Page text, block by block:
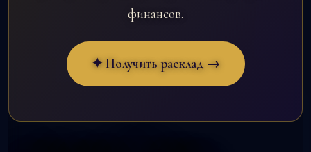
финансов.
✦ Получить расклад →